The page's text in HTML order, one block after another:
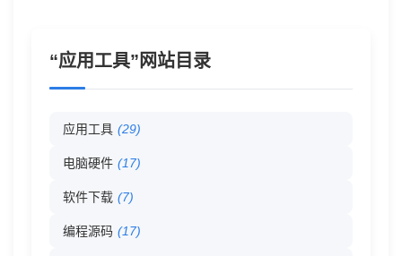
网
“应用工具”网站目录
应用工具 (29)
电脑硬件 (17)
软件下载 (7)
编程源码 (17)